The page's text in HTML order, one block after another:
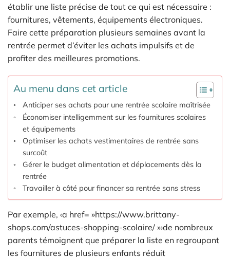
établir une liste précise de tout ce qui est nécessaire :
fournitures, vêtements, équipements électroniques.
Faire cette préparation plusieurs semaines avant la
rentrée permet d’éviter les achats impulsifs et de
profiter des meilleures promotions.
Au menu dans cet article
Anticiper ses achats pour une rentrée scolaire maîtrisée
Économiser intelligemment sur les fournitures scolaires
et équipements
Optimiser les achats vestimentaires de rentrée sans
surcoût
Gérer le budget alimentation et déplacements dès la
rentrée
Travailler à côté pour financer sa rentrée sans stress
Par exemple, ‹a href= »https://www.brittany-
shops.com/astuces-shopping-scolaire/ »›de nombreux
parents témoignent que préparer la liste en regroupant
les fournitures de plusieurs enfants réduit